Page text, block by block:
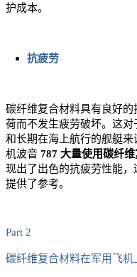
护成本。
抗疲劳
碳纤维复合材料具有良好
荷而不发生疲劳破坏。这
和长期在海上航行的舰艇
机波音 787 大量使用碳纤
现出了出色的抗疲劳性能
提供了参考。
Part 2
碳纤维复合材料在军用飞机